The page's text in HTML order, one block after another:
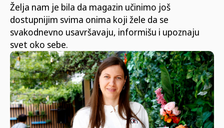
Želja nam je bila da magazin učinimo još
dostupnijim svima onima koji žele da se
svakodnevno usavršavaju, informišu i upoznaju
svet oko sebe.